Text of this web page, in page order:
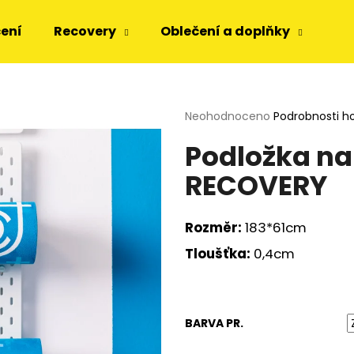
Recovery Oblečení a doplňky
Průměrné
produktu
je
0,0
hvězdiček.
Neohodnoceno Podrobnosti
Podložka
RECOVERY
Rozměr: 183*61cm
Tloušťka: 0,4cm
BARVA PR.
HLEDAT
Doporučujeme